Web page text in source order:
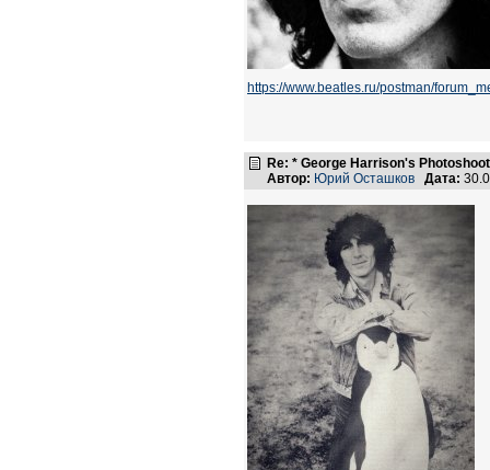
https://www.beatles.ru/postman/
Re: * George Harrison's
Автор: Юрий Осташков Дата: